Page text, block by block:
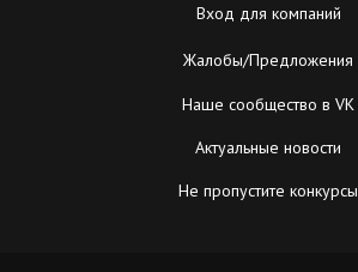
Вход для компаний
Жалобы/Предложения
Наше сообщество в VK
Актуальные новости
Не пропустите конкурсы